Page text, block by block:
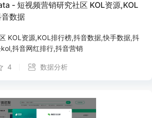
- 短视频营销研究社区 KOL资源,KOL
数据
KOL资源,KOL排行榜,抖音数据,快手数据,抖
抖音网红排行,抖音营销
4 数据分析